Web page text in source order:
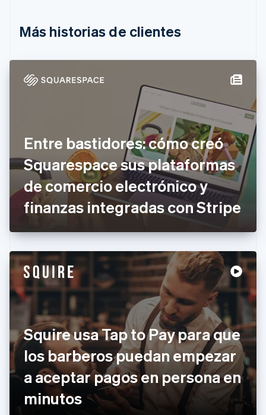
Más historias de clientes
Entre bastidores: cómo creó
Squarespace sus plataformas
de comercio electrónico y
finanzas integradas con Stripe
Squire usa Tap to Pay para que
los barberos puedan empezar
a aceptar pagos en persona en
minutos
English
Canadá
China continental
Chipre
English
Emiratos Árabes Unidos
English
Eslovaquia
English
Eslovenia
España
Estados Unidos
EnglishEspañol 简体中文
Estonia
English
Finlandia
EnglishSvenska
Francia
FrançaisEnglish
Gibraltar
English
Grecia
English
Hungría